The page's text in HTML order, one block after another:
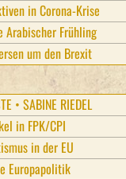
in Corona-Krise
Arabischer Frühling
um den Brexit
• SABINE RIEDEL
in FPK/CPI
in der EU
Europapolitik